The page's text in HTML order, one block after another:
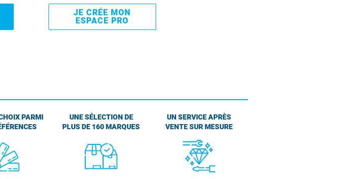
JE CRÉE MON
ESPACE PRO
PARMI
UNE SÉLECTION DE
PLUS DE 160 MARQUES
UN SERVICE APRÈS
VENTE SUR MESURE